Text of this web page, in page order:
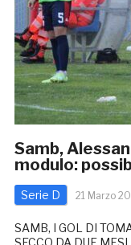
Samb,
modulo:
Serie D 21 Marzo
SAMB, I GOL DI